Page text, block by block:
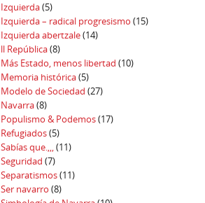
Izquierda(5)
Izquierda – radical progresismo (15)
Izquierda abertzale(14)
ll República(8)
Más Estado, menos libertad (10)
Memoria histórica(5)
Modelo de Sociedad (27)
Navarra(8)
Populismo & Podemos(17)
Refugiados(5)
Sabías que.,,,(11)
Seguridad (7)
Separatismos(11)
Ser navarro (8)